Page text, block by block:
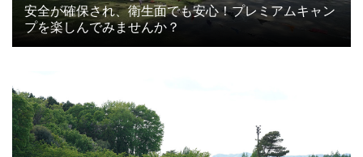
安全が確保され、衛生面でも安心！プレミアムキャン
プを楽しんでみませんか？